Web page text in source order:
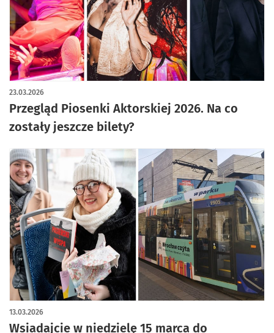
Przegląd Piosenki Aktorskiej 2026. Na co
zostały jeszcze bilety?
23.03.2026
Wsiadajcie w niedzielę 15 marca do
13.03.2026